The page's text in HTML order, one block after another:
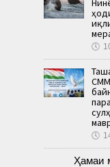
🕔
🕔
Ҳамаи